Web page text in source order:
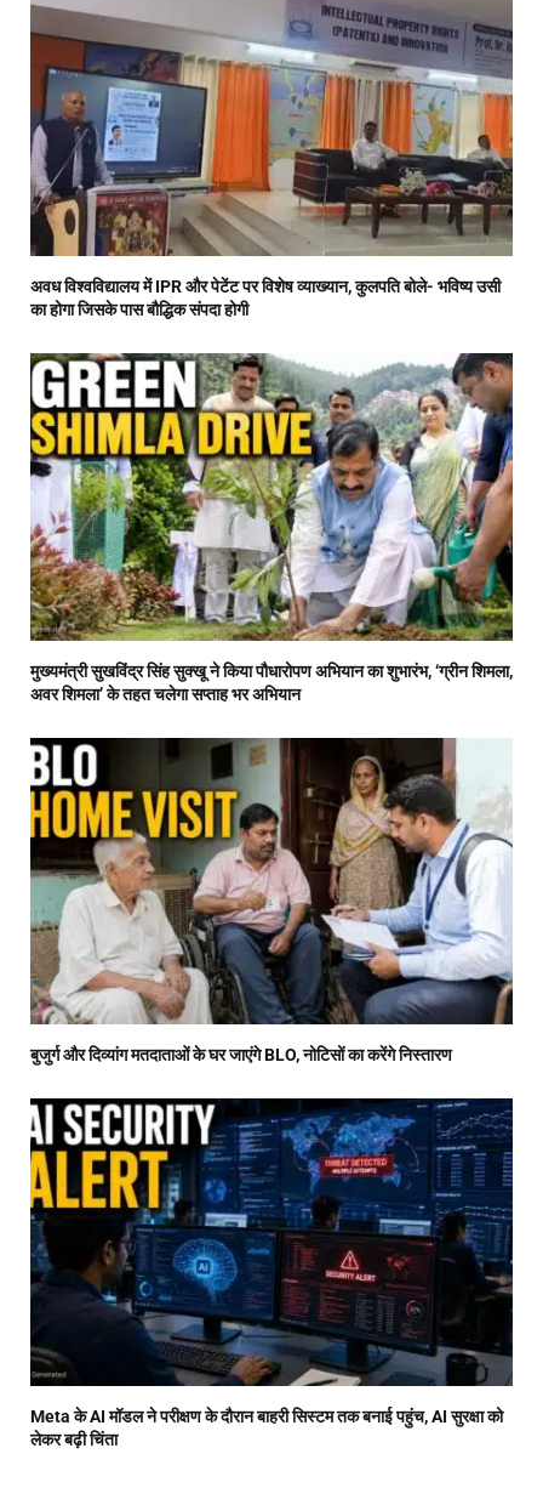
अवध विश्वविद्यालय में IPR और पेटेंट पर विशेष व्याख्यान, कुलपति बोले- भविष्य उसी
का होगा जिसके पास बौद्धिक संपदा होगी
मुख्यमंत्री सुखविंद्र सिंह सुक्खू ने किया पौधारोपण अभियान का शुभारंभ, ‘ग्रीन शिमला,
अवर शिमला’ के तहत चलेगा सप्ताह भर अभियान
बुजुर्ग और दिव्यांग मतदाताओं के घर जाएंगे BLO, नोटिसों का करेंगे निस्तारण
Meta के AI मॉडल ने परीक्षण के दौरान बाहरी सिस्टम तक बनाई पहुंच, AI सुरक्षा को
लेकर बढ़ी चिंता